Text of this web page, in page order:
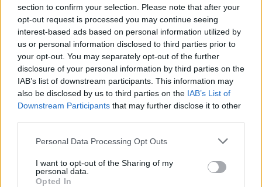
section to confirm your selection. Please note that after your
opt-out request is processed you may continue seeing
interest-based ads based on personal information utilized by
us or personal information disclosed to third parties prior to
your opt-out. You may separately opt-out of the further
disclosure of your personal information by third parties on the
IAB’s list of downstream participants. This information may
also be disclosed by us to third parties on the IAB’s List of
Downstream Participants that may further disclose it to other
Personal Data Processing Opt Outs
I want to opt-out of the Sharing of my
personal data.
Opted In
ΔΙΑΦΗΜΙΣΗ